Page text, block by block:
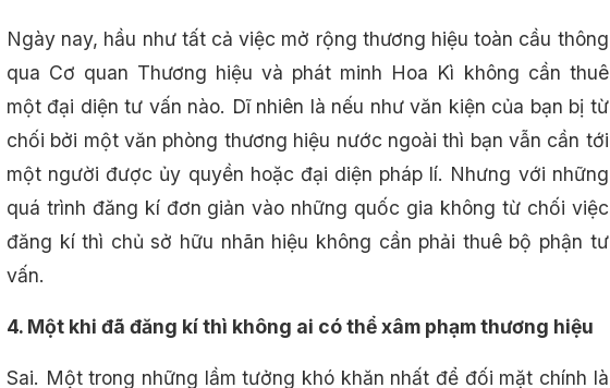
Ngày nay, hầu như tất cả việc mở rộng thương hiệu toàn cầu thông
qua Cơ quan Thương hiệu và phát minh Hoa Kì không cần thuê
một đại diện tư vấn nào. Dĩ nhiên là nếu như văn kiện của bạn bị từ
chối bởi một văn phòng thương hiệu nước ngoài thì bạn vẫn cần tới
một người được ủy quyền hoặc đại diện pháp lí. Nhưng với những
quá trình đăng kí đơn giản vào những quốc gia không từ chối việc
đăng kí thì chủ sở hữu nhãn hiệu không cần phải thuê bộ phận tư
vấn.
4. Một khi đã đăng kí thì không ai có thể xâm phạm thương hiệu
Sai. Một trong những lầm tưởng khó khăn nhất để đối mặt chính là